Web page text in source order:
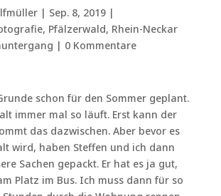
| Sep. 8, 2019|
, Pfälzerwald, Rhein-Neckar
| 0 Kommentare
schon für den Sommer geplant.
immer mal so läuft. Erst kann der
das dazwischen. Aber bevor es
wird, haben Steffen und ich dann
Sachen gepackt. Er hat es ja gut,
Platz im Bus. Ich muss dann für so